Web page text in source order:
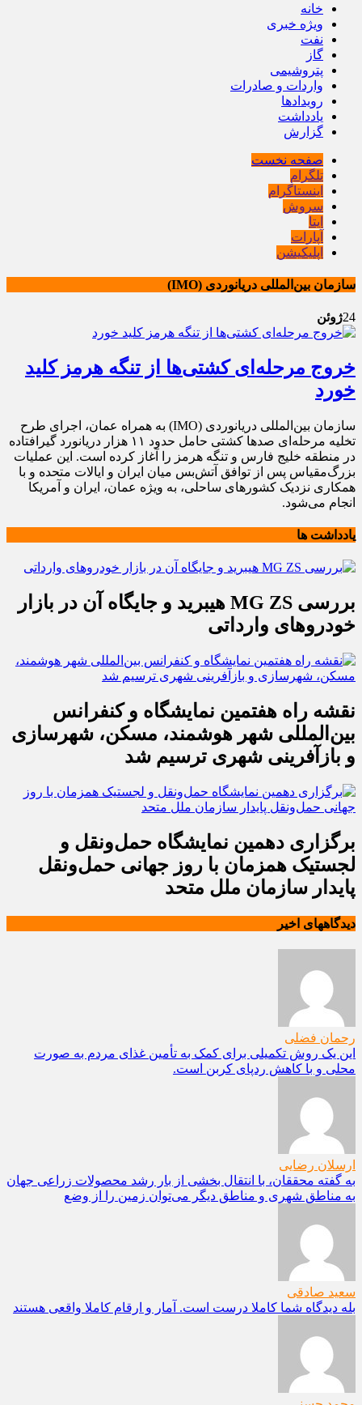
خانه
ویژه خبری
نفت
گاز
پتروشیمی
واردات و صادرات
رویدادها
یادداشت
گزارش
صفحه نخست
تلگرام
اینستاگرام
سروش
ایتا
آپارات
اپلیکیشن
سازمان بین‌المللی دریانوردی (IMO)
24ژوئن
خروج مرحله‌ای کشتی‌ها از تنگه هرمز کلید
خورد
سازمان بین‌المللی دریانوردی (IMO) به همراه عمان، اجرای طرح
تخلیه مرحله‌ای صد‌ها کشتی حامل حدود ۱۱ هزار دریانورد گیرافتاده
در منطقه خلیج فارس و تنگه هرمز را آغاز کرده است. این عملیات
بزرگ‌مقیاس پس از توافق آتش‌بس میان ایران و ایالات متحده و با
همکاری نزدیک کشور‌های ساحلی، به ویژه عمان، ایران و آمریکا
انجام می‌شود.
یادداشت ها
بررسی MG ZS هیبرید و جایگاه آن در بازار
خودروهای وارداتی
نقشه راه هفتمین نمایشگاه و کنفرانس
بین‌المللی شهر هوشمند، مسکن، شهرسازی
و بازآفرینی شهری ترسیم شد
برگزاری دهمین نمایشگاه حمل‌ونقل و
لجستیک همزمان با روز جهانی حمل‌ونقل
پایدار سازمان ملل متحد
دیدگاههای اخیر
رحمان فضلی
این یک روش تکمیلی برای کمک به تأمین غذای مردم به صورت
محلی و با کاهش ردپای کربن است.
ارسلان رضایی
به گفته محققان، با انتقال بخشی از بار رشد محصولات زراعی جهان
به مناطق شهری و مناطق دیگر می‌توان زمین را از وضع
سعید صادقی
بله دیدگاه شما کاملا درست است. آمار و ارقام کاملا واقعی هستند